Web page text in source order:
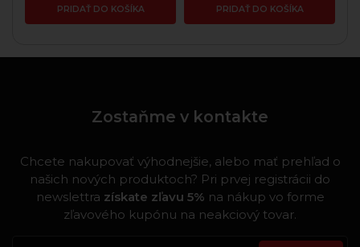
PRIDAŤ DO KOŠÍKA PRIDAŤ DO KOŠÍKA
Zostaňme v kontakte
Chcete nakupovať výhodnejšie, alebo mať prehľad o
našich nových produktoch? Pri prvej registrácii do
newslettra získate zľavu 5% na nákup vo forme
zľavového kupónu na neakciový tovar.